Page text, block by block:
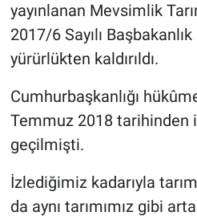
yayınlanan Mevsimlik
2017/6 Sayılı
yürürlükten kaldırıldı.
Cumhurbaşkanlığı
Temmuz 2018 tarihinden
geçilmişti.
İzlediğimiz kadarıyla
da aynı tarımımız gibi